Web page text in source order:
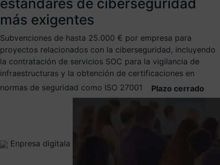
estándares de ciberseguridad​
más exigentes
Subvenciones de hasta 25.000 € por empresa para
proyectos relacionados con la ciberseguridad, incluyendo
la contratación de servicios SOC para la vigilancia de
infraestructuras y la obtención de certificaciones en
normas de seguridad como ISO 27001
Plazo cerrado
Enpresa digitala